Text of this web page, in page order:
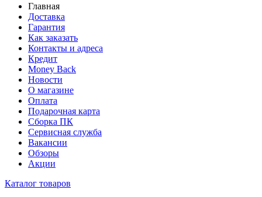
Главная
Доставка
Гарантия
Как заказать
Контакты и адреса
Кредит
Money Back
Новости
О магазине
Оплата
Подарочная карта
Сборка ПК
Сервисная служба
Вакансии
Обзоры
Акции
Каталог товаров